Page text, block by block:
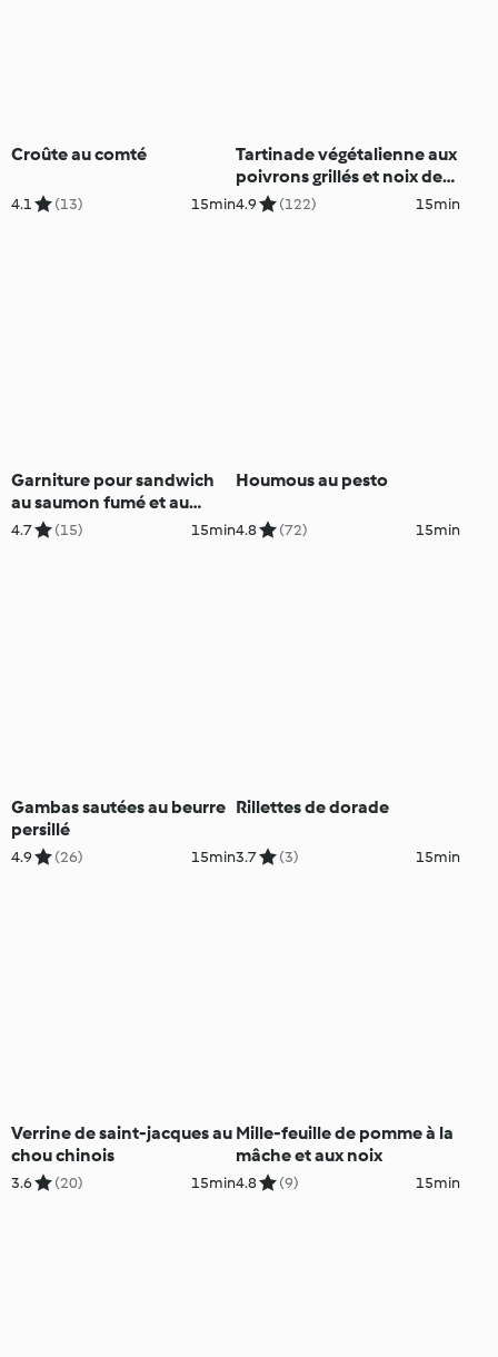
Croûte au comté
4.1 (13) 15min
Tartinade végétalienne aux
poivrons grillés et noix de
cajou
4.9 (122) 15min
Garniture pour sandwich
au saumon fumé et au
coleslaw
4.7 (15) 15min
Houmous au pesto
4.8 (72) 15min
Gambas sautées au beurre
persillé
4.9 (26) 15min
Rillettes de dorade
3.7 (3) 15min
Verrine de saint-jacques au
chou chinois
3.6 (20) 15min
Mille-feuille de pomme à la
mâche et aux noix
4.8 (9) 15min